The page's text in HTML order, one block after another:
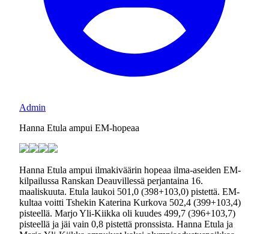
Admin
Hanna Etula ampui EM-hopeaa
Hanna Etula ampui ilmakiväärin hopeaa ilma-aseiden EM-
kilpailussa Ranskan Deauvillessä perjantaina 16.
maaliskuuta. Etula laukoi 501,0 (398+103,0) pistettä. EM-
kultaa voitti Tshekin Katerina Kurkova 502,4 (399+103,4)
pisteellä. Marjo Yli-Kiikka oli kuudes 499,7 (396+103,7)
pisteellä ja jäi vain 0,8 pistettä pronssista. Hanna Etula ja